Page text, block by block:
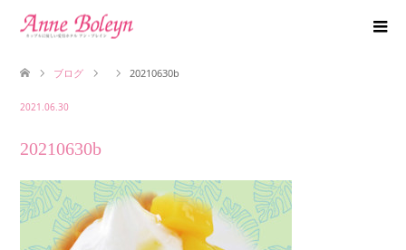
ブログ 20210630b
2021.06.30
20210630b